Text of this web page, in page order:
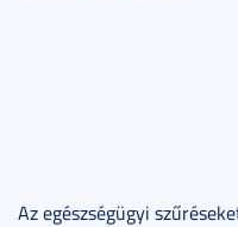
Az egészségügyi